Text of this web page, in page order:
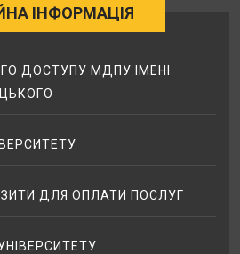
ІНФОРМАЦІЯ
ДОСТУПУ МДПУ ІМЕНІ
ДЛЯ ОПЛАТИ ПОСЛУГ